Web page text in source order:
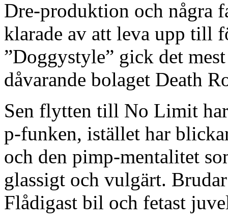
Dre-produktion och några
klarade av att leva upp till
”Doggystyle” gick det
dåvarande bolaget Death
Sen flytten till No Limit
p-funken, istället har
och den pimp-mentalitet
glassigt och vulgärt.
Flådigast bil och fetast